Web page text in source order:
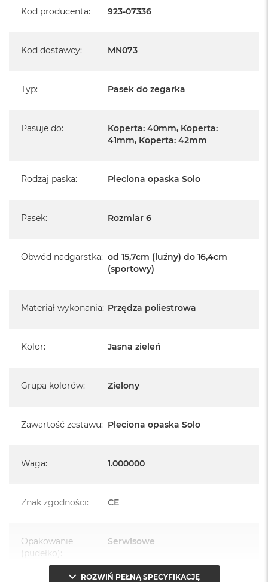
Kod producenta: 923-07336
Kod dostawcy: MN073
Typ: Pasek do zegarka
Pasuje do:
Koperta: 40mm, Koperta:
41mm, Koperta: 42mm
Rodzaj paska: Pleciona opaska Solo
Pasek: Rozmiar 6
Obwód nadgarstka: od 15,7cm (luźny) do 16,4cm
(sportowy)
Materiał wykonania: Przędza poliestrowa
Kolor: Jasna zieleń
Grupa kolorów: Zielony
Zawartość zestawu: Pleciona opaska Solo
Waga: 1.000000
Znak zgodności: CE
Opakowanie
(pudełko):
Serwisowe
ROZWIŃ PEŁNĄ SPECYFIKACJĘ